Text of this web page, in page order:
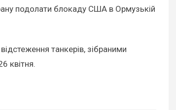
подолати блокаду США в Ормузькій
танкерів, зібраними
квітня.